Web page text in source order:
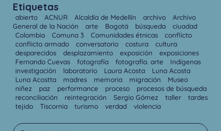
Etiquetas
abierto ACNUR Alcaldía de Medellín archivo
Archivo
General de la Nación
arte Bogotá búsqueda
ciuadad
Colombia
Comuna 3 Comunidades étnicas
conflicto
conflicto armado
conversatorio costura
cultura
desparecidos
desplazamiento exposición
exposiciones
Fernando Cuevas
fotografía fotografía. arte
Indígenas
investigación
laboratorio Laura Acosta
Luna Acosta
Luna Acostta
madres memoria migración
Museo
niñez
paz performance proceso
procesos de búsqueda
reconciliación
reintegración Sergio Gómez taller
tardes
tejido
Tiscornia turismo verdad violencia